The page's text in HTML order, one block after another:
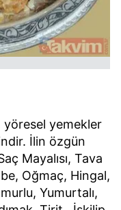
yöresel yemekler
İlin özgün
Mayalısı, Tava
Oğmaç, Hingal,
Yumurtalı,